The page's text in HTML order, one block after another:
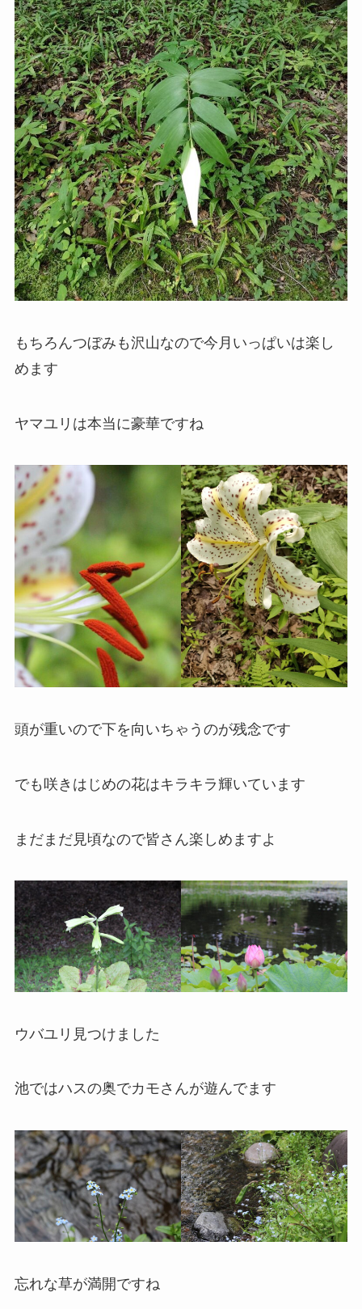
もちろんつぼみも沢山なので今月いっぱいは楽し
めます
ヤマユリは本当に豪華ですね
頭が重いので下を向いちゃうのが残念です
でも咲きはじめの花はキラキラ輝いています
まだまだ見頃なので皆さん楽しめますよ
ウバユリ見つけました
池ではハスの奥でカモさんが遊んでます
忘れな草が満開ですね